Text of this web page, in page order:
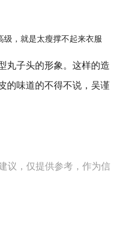
丸子头的形象。这样的造
的味道的不得不说，吴谨
议，仅提供参考，作为信